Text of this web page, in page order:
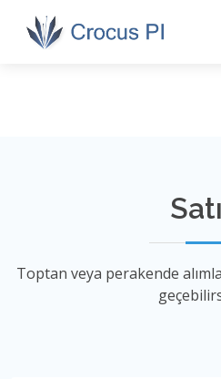
Toptan veya perakende